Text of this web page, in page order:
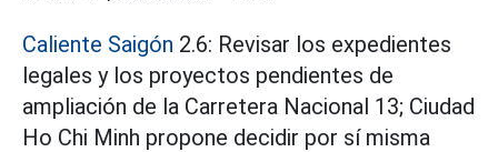
Caliente Saigón 2.6: Revisar los expedientes
legales y los proyectos pendientes de
ampliación de la Carretera Nacional 13; Ciudad
Ho Chi Minh propone decidir por sí misma